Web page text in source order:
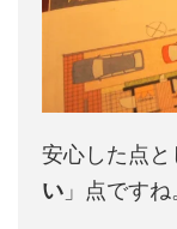
安心した点と
い 」点ですね